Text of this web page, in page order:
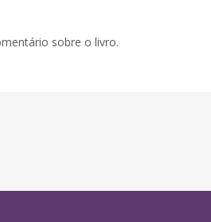
sobre o livro.